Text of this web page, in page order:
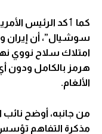
كما ٲكد الرئيس
سوشيال”، أن إيران
امتلاك سلاح نووي
هرمز بالكامل ودون
الألغام.
من جانبه، أوضح نائب
مذكرة التفاهم